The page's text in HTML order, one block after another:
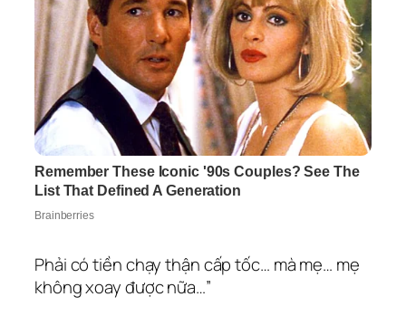
Phải có tiền chạy thận cấp tốc… mà mẹ… mẹ
không xoay được nữa…”